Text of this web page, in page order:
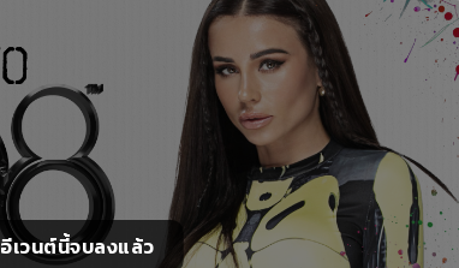
อีเวนต์นี้จบลงแล้ว